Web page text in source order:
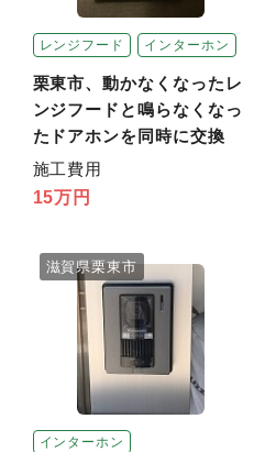
レンジフード インターホン
栗東市、動かなくなったレ
ンジフードと鳴らなくなっ
たドアホンを同時に交換
施工費用
15万円
インターホン
滋賀県栗東市